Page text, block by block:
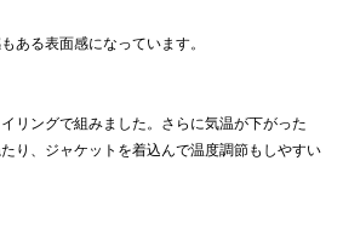
ある表面感になっています。
リングで組みました。さらに気温が下がった
り、ジャケットを着込んで温度調節もしやすい